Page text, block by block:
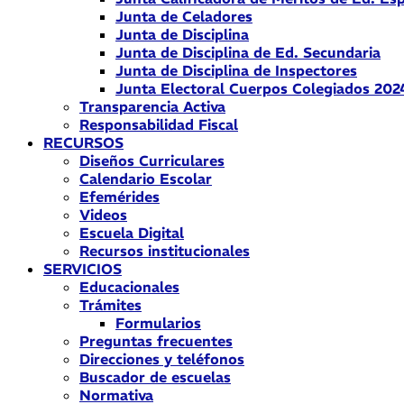
Junta de Celadores
Junta de Disciplina
Junta de Disciplina de Ed. Secundaria
Junta de Disciplina de Inspectores
Junta Electoral Cuerpos Colegiados
Transparencia Activa
Responsabilidad Fiscal
RECURSOS
Diseños Curriculares
Calendario Escolar
Efemérides
Videos
Escuela Digital
Recursos institucionales
SERVICIOS
Educacionales
Trámites
Formularios
Preguntas frecuentes
Direcciones y teléfonos
Buscador de escuelas
Normativa